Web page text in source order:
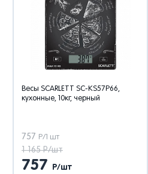
Весы SCARLETT SC-KS57P66,
кухонные, 10кг, черный
757 Р/1 шт
1 165 Р/шт
757 Р/шт